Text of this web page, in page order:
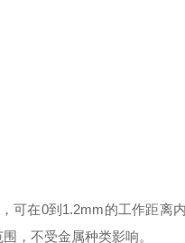
可在0到1.2mm的工作距离
，不受金属种类影响。